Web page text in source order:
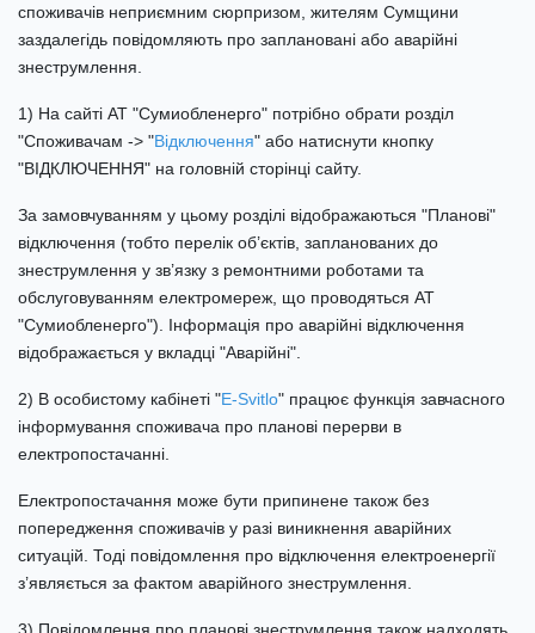
споживачів неприємним сюрпризом, жителям Сумщини
заздалегідь повідомляють про заплановані або аварійні
знеструмлення.
1) На сайті АТ "Сумиобленерго" потрібно обрати розділ
"Споживачам -> "Відключення" або натиснути кнопку
"ВІДКЛЮЧЕННЯ" на головній сторінці сайту.
За замовчуванням у цьому розділі відображаються "Планові"
відключення (тобто перелік об’єктів, запланованих до
знеструмлення у зв’язку з ремонтними роботами та
обслуговуванням електромереж, що проводяться АТ
"Сумиобленерго"). Інформація про аварійні відключення
відображається у вкладці "Аварійні".
2) В особистому кабінеті "E-Svitlo" працює функція завчасного
інформування споживача про планові перерви в
електропостачанні.
Електропостачання може бути припинене також без
попередження споживачів у разі виникнення аварійних
ситуацій. Тоді повідомлення про відключення електроенергії
з’являється за фактом аварійного знеструмлення.